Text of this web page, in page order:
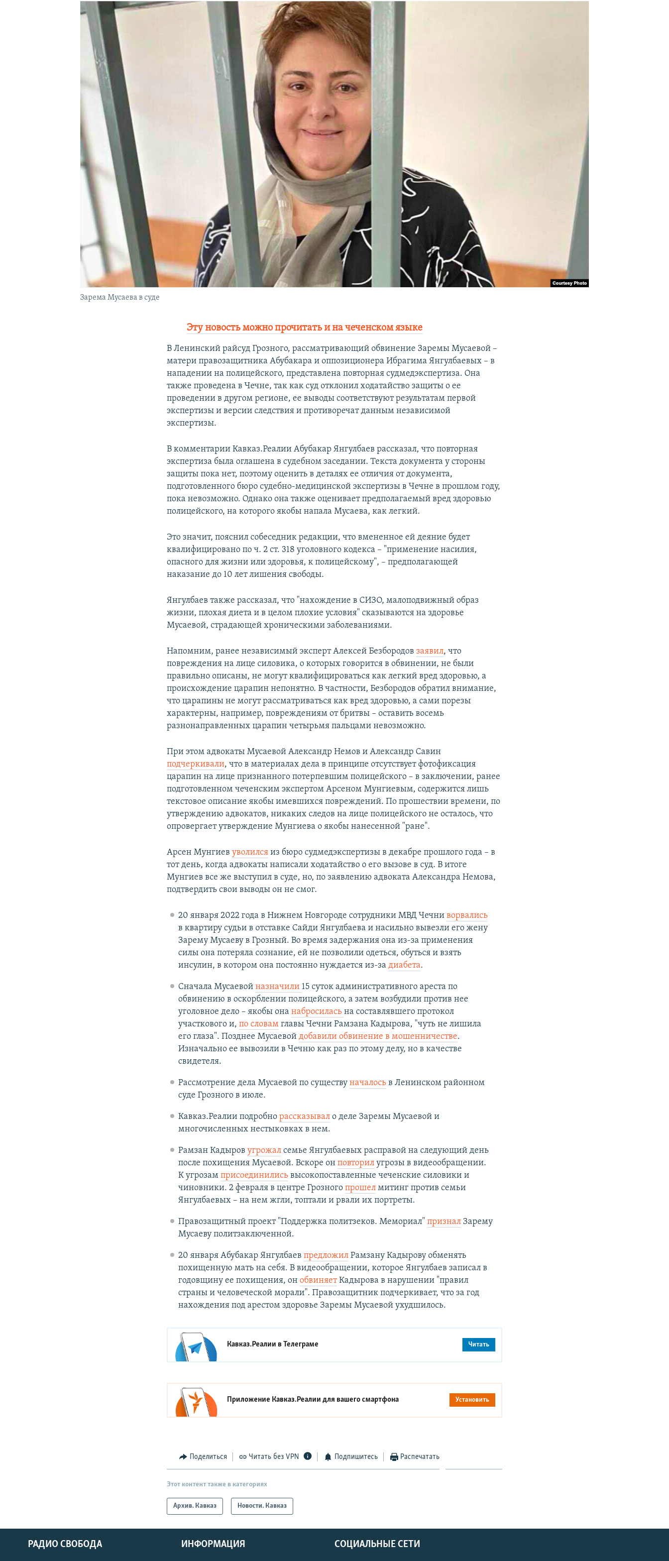
ПОДПИШИТЕСЬ НА РАССЫЛКУ
Зарема Мусаева в суде
Эту новость можно прочитать и на чеченском языке
В Ленинский райсуд Грозного, рассматривающий обвинение Заремы Мусаевой –
матери правозащитника Абубакара и оппозиционера Ибрагима Янгулбаевых – в
нападении на полицейского, представлена повторная судмедэкспертиза. Она
также проведена в Чечне, так как суд отклонил ходатайство защиты о ее
проведении в другом регионе, ее выводы соответствуют результатам первой
экспертизы и версии следствия и противоречат данным независимой
экспертизы.
В комментарии Кавказ.Реалии Абубакар Янгулбаев рассказал, что повторная
экспертиза была оглашена в судебном заседании. Текста документа у стороны
защиты пока нет, поэтому оценить в деталях ее отличия от документа,
подготовленного бюро судебно-медицинской экспертизы в Чечне в прошлом году,
пока невозможно. Однако она также оценивает предполагаемый вред здоровью
полицейского, на которого якобы напала Мусаева, как легкий.
Это значит, пояснил собеседник редакции, что вмененное ей деяние будет
квалифицировано по ч. 2 ст. 318 уголовного кодекса – "применение насилия,
опасного для жизни или здоровья, к полицейскому", – предполагающей
наказание до 10 лет лишения свободы.
Янгулбаев также рассказал, что "нахождение в СИЗО, малоподвижный образ
жизни, плохая диета и в целом плохие условия" сказываются на здоровье
Мусаевой, страдающей хроническими заболеваниями.
Напомним, ранее независимый эксперт Алексей Безбородовзаявил, что
повреждения на лице силовика, о которых говорится в обвинении, не были
правильно описаны, не могут квалифицироваться как легкий вред здоровью, а
происхождение царапин непонятно. В частности, Безбородов обратил внимание,
что царапины не могут рассматриваться как вред здоровью, а сами порезы
характерны, например, повреждениям от бритвы – оставить восемь
разнонаправленных царапин четырьмя пальцами невозможно.
При этом адвокаты Мусаевой Александр Немов и Александр Савин
подчеркивали, что в материалах дела в принципе отсутствует фотофиксация
царапин на лице признанного потерпевшим полицейского – в заключении, ранее
подготовленном чеченским экспертом Арсеном Мунгиевым, содержится лишь
текстовое описание якобы имевшихся повреждений. По прошествии времени, по
утверждению адвокатов, никаких следов на лице полицейского не осталось, что
опровергает утверждение Мунгиева о якобы нанесенной "ране".
Арсен Мунгиевуволился из бюро судмедэкспертизы в декабре прошлого года – в
тот день, когда адвокаты написали ходатайство о его вызове в суд. В итоге
Мунгиев все же выступил в суде, но, по заявлению адвоката Александра Немова,
подтвердить свои выводы он не смог.
20 января 2022 года в Нижнем Новгороде сотрудники МВД Чечни ворвались
в квартиру судьи в отставке Сайди Янгулбаева и насильно вывезли его жену
Зарему Мусаеву в Грозный. Во время задержания она из-за применения
силы она потеряла сознание, ей не позволили одеться, обуться и взять
инсулин, в котором она постоянно нуждается из-за диабета.
Сначала Мусаевой назначили 15 суток административного ареста по
обвинению в оскорблении полицейского, а затем возбудили против нее
уголовное дело – якобы она набросилась на составлявшего протокол
участкового и, по словамглавы Чечни Рамзана Кадырова, "чуть не лишила
его глаза". Позднее Мусаевой добавили обвинение в мошенничестве.
Изначально ее вывозили в Чечню как раз по этому делу, но в качестве
свидетеля.
Рассмотрение дела Мусаевой по существу началосьв Ленинском районном
суде Грозного в июле.
Кавказ.Реалии подробно рассказывало деле Заремы Мусаевой и
многочисленных нестыковках в нем.
Рамзан Кадыров угрожалсемье Янгулбаевых расправой на следующий день
после похищения Мусаевой. Вскоре он повторилугрозы в видеообращении.
К угрозам присоединилисьвысокопоставленные чеченские силовики и
чиновники. 2 февраля в центре Грозного прошелмитинг против семьи
Янгулбаевых – на нем жгли, топтали и рвали их портреты.
Правозащитный проект "Поддержка политзеков. Мемориал" призналЗарему
Мусаеву политзаключенной.
20 января Абубакар Янгулбаев предложилРамзану Кадырову обменять
похищенную мать на себя. В видеообращении, которое Янгулбаев записал в
годовщину ее похищения, он обвиняетКадырова в нарушении "правил
страны и человеческой морали". Правозащитник подчеркивает, что за год
нахождения под арестом здоровье Заремы Мусаевой ухудшилось.
Кавказ.Реалии вТелеграме Читать
Приложение Кавказ.Реалии для вашего смартфона Установить
Поделиться Читать без VPN Подпишитесь Распечатать
Этот контент также в категориях
Архив. Кавказ Новости. Кавказ
СОЦИАЛЬНЫЕ СЕТИ
РАДИО СВОБОДА ИНФОРМАЦИЯ